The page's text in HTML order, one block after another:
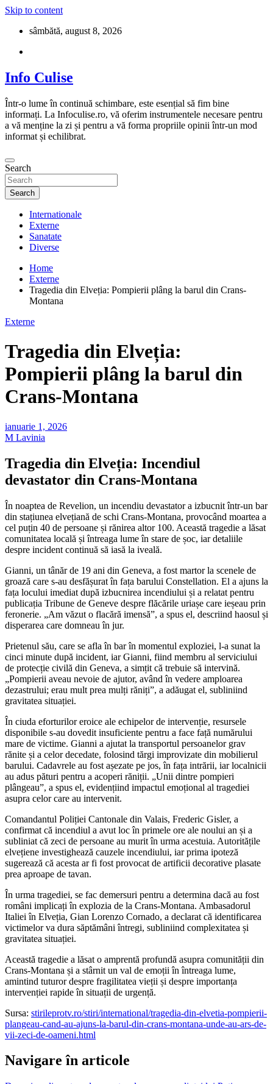
Skip to content
sâmbătă, august 8, 2026
Info Culise
Într-o lume în continuă schimbare, este esențial să fim bine
informați. La Infoculise.ro, vă oferim instrumentele necesare pentru
a vă menține la zi și pentru a vă forma propriile opinii într-un mod
informat și echilibrat.
Search
Search
Internationale
Externe
Sanatate
Diverse
Home
Externe
Tragedia din Elveția: Pompierii plâng la barul din Crans-
Montana
Externe
Tragedia din Elveția:
Pompierii plâng la barul din
Crans-Montana
ianuarie 1, 2026
M Lavinia
Tragedia din Elveția: Incendiul
devastator din Crans-Montana
În noaptea de Revelion, un incendiu devastator a izbucnit într-un bar
din stațiunea elvețiană de schi Crans-Montana, provocând moartea a
cel puțin 40 de persoane și rănirea altor 100. Această tragedie a lăsat
comunitatea locală și întreaga lume în stare de șoc, iar detaliile
despre incident continuă să iasă la iveală.
Gianni, un tânăr de 19 ani din Geneva, a fost martor la scenele de
groază care s-au desfășurat în fața barului Constellation. El a ajuns la
fața locului imediat după izbucnirea incendiului și a relatat pentru
publicația Tribune de Geneve despre flăcările uriașe care ieșeau prin
feronerie. „Am văzut o flacără imensă”, a spus el, descriind haosul și
disperarea care domneau în jur.
Prietenul său, care se afla în bar în momentul exploziei, l-a sunat la
cinci minute după incident, iar Gianni, fiind membru al serviciului
de protecție civilă din Geneva, a simțit că trebuie să intervină.
„Pompierii aveau nevoie de ajutor, având în vedere amploarea
dezastrului; erau mult prea mulți răniți”, a adăugat el, subliniind
gravitatea situației.
În ciuda eforturilor eroice ale echipelor de intervenție, resursele
disponibile s-au dovedit insuficiente pentru a face față numărului
mare de victime. Gianni a ajutat la transportul persoanelor grav
rănite și a celor decedate, folosind tărgi improvizate din mobilierul
barului. Cadavrele au fost așezate pe jos, în fața intrării, iar localnicii
au adus pături pentru a acoperi răniții. „Unii dintre pompieri
plângeau”, a spus el, evidențiind impactul emoțional al tragediei
asupra celor care au intervenit.
Comandantul Poliției Cantonale din Valais, Frederic Gisler, a
confirmat că incendiul a avut loc în primele ore ale noului an și a
subliniat că zeci de persoane au murit în urma acestuia. Autoritățile
elvețiene investighează cauzele incendiului, iar prima ipoteză
sugerează că acesta ar fi fost provocat de artificii decorative plasate
prea aproape de tavan.
În urma tragediei, se fac demersuri pentru a determina dacă au fost
români implicați în explozia de la Crans-Montana. Ambasadorul
Italiei în Elveția, Gian Lorenzo Cornado, a declarat că identificarea
victimelor va dura săptămâni întregi, subliniind complexitatea și
gravitatea situației.
Această tragedie a lăsat o amprentă profundă asupra comunității din
Crans-Montana și a stârnit un val de emoții în întreaga lume,
amintind tuturor despre fragilitatea vieții și despre importanța
intervenției rapide în situații de urgență.
Sursa: stirileprotv.ro/stiri/international/tragedia-din-elvetia-pompierii-
plangeau-cand-au-ajuns-la-barul-din-crans-montana-unde-au-ars-de-
vii-zeci-de-oameni.html
Navigare în articole